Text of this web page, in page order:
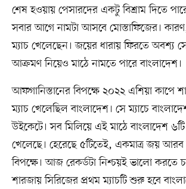
শেষ হওয়ায় পেসারদের একটু বিশ্রাম দিতে
সবার আগে নামটা আসবে মোস্তাফিজের।
ম্যাচ খেলেছেন। জয়ের ধারায় ফিরতে অবশ্য
আক্রমণ নিয়েও মাঠে নামতে পারে বাংলাদেশ।
আফগানিস্তানের বিপক্ষে ২০২২ এশিয়া কাপে
ম্যাচ খেলেছিল বাংলাদেশ। সে ম্যাচে
উইকেটে। সব মিলিয়ে এই মাঠে বাংলাদেশ ৬টি
খেলেছে। হেরেছে ৫টিতেই, একমাত্র জয়
বিপক্ষে। আজ রেকর্ডটা নিশ্চয়ই ভালো করতে
শারজায় সিরিজের প্রথম ম্যাচটি শুরু হবে